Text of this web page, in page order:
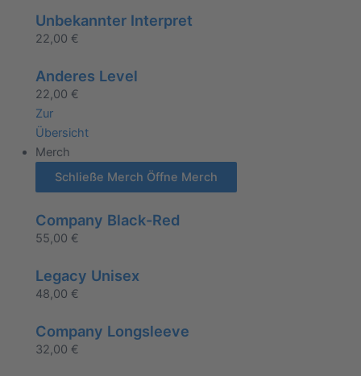
Unbekannter Interpret
22,00 €
Anderes Level
22,00 €
Zur
Übersicht
Merch
Schließe Merch Öffne Merch
Company Black-Red
55,00 €
Legacy Unisex
48,00 €
Company Longsleeve
32,00 €